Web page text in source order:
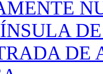
DE